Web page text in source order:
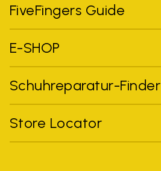
FiveFingers Guide
E-SHOP
Schuhreparatur-Finder
Store Locator